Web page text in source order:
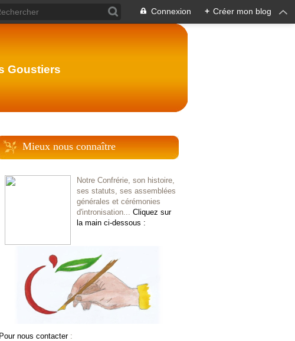
Connexion + Créer mon blog
Goustiers
Mieux nous connaître
Notre Confrérie, son histoire,
ses statuts, ses assemblées
générales et cérémonies
d'intronisation... Cliquez sur
la main ci-dessous :
Pour nous contacter: